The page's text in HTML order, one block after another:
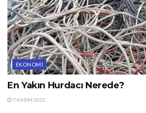
EKONOMI
En Yakın Hurdacı Nerede?
7 KASIM 2022